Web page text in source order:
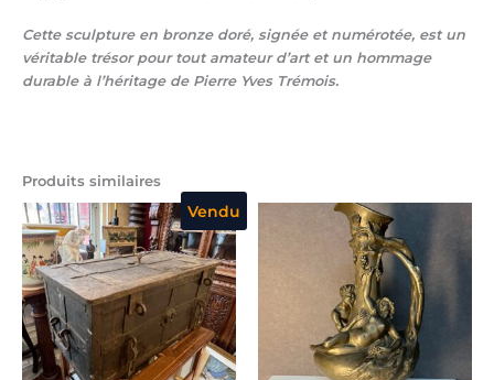
Cette sculpture en bronze doré, signée et numérotée, est un
véritable trésor pour tout amateur d’art et un hommage
durable à l’héritage de Pierre Yves Trémois.
Produits similaires
Vendu